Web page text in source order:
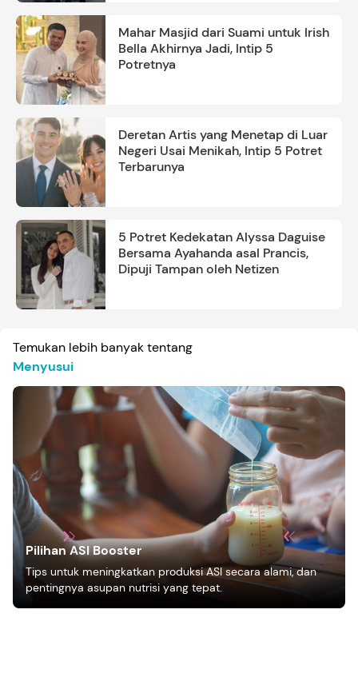
Mahar Masjid dari Suami untuk Irish
Bella Akhirnya Jadi, Intip 5
Potretnya
Deretan Artis yang Menetap di Luar
Negeri Usai Menikah, Intip 5 Potret
Terbarunya
5 Potret Kedekatan Alyssa Daguise
Bersama Ayahanda asal Prancis,
Dipuji Tampan oleh Netizen
Temukan lebih banyak tentang
Menyusui
Pilihan ASI Booster
Tips untuk meningkatkan produksi ASI secara alami, dan
pentingnya asupan nutrisi yang tepat.